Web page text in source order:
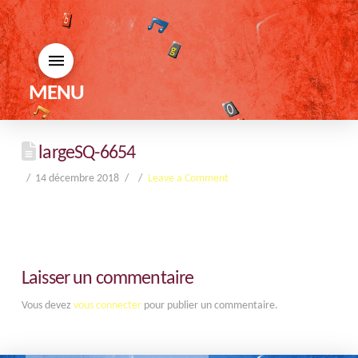
MENU
largeSQ-6654
14 décembre 2018 Leave a Comment
Laisser un commentaire
Vous devez vous connecterpour publier un commentaire.